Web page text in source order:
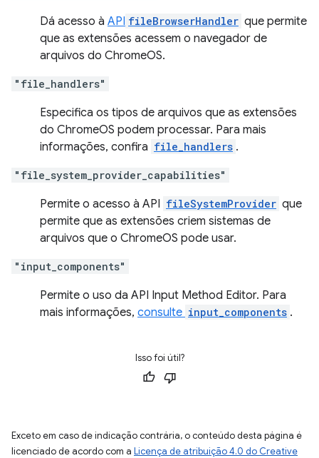
Dá acesso à API fileBrowserHandler que permite
que as extensões acessem o navegador de
arquivos do ChromeOS.
"file_handlers"
Especifica os tipos de arquivos que as extensões
do ChromeOS podem processar. Para mais
informações, confira file_handlers .
"file_system_provider_capabilities"
Permite o acesso à API fileSystemProvider que
permite que as extensões criem sistemas de
arquivos que o ChromeOS pode usar.
"input_components"
Permite o uso da API Input Method Editor. Para
mais informações, consulte input_components .
Isso foi útil?
Exceto em caso de indicação contrária, o conteúdo desta página é
licenciado de acordo com a Licença de atribuição 4.0 do Creative